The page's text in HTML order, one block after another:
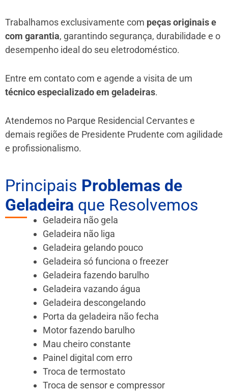
Trabalhamos exclusivamente com peças originais e
com garantia, garantindo segurança, durabilidade e o
desempenho ideal do seu eletrodoméstico.
Entre em contato com e agende a visita de um
técnico especializado em geladeiras.
Atendemos no Parque Residencial Cervantes e
demais regiões de Presidente Prudente com agilidade
e profissionalismo.
Principais Problemas de
Geladeira que Resolvemos
Geladeira não gela
Geladeira não liga
Geladeira gelando pouco
Geladeira só funciona o freezer
Geladeira fazendo barulho
Geladeira vazando água
Geladeira descongelando
Porta da geladeira não fecha
Motor fazendo barulho
Mau cheiro constante
Painel digital com erro
Troca de termostato
Troca de sensor e compressor